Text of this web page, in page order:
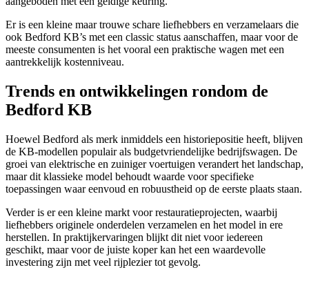
Er is een kleine maar trouwe schare liefhebbers en verzamelaars die
ook Bedford KB’s met een classic status aanschaffen, maar voor de
meeste consumenten is het vooral een praktische wagen met een
aantrekkelijk kostenniveau.
Trends en ontwikkelingen rondom de
Bedford KB
Hoewel Bedford als merk inmiddels een historiepositie heeft, blijven
de KB-modellen populair als budgetvriendelijke bedrijfswagen. De
groei van elektrische en zuiniger voertuigen verandert het landschap,
maar dit klassieke model behoudt waarde voor specifieke
toepassingen waar eenvoud en robuustheid op de eerste plaats staan.
Verder is er een kleine markt voor restauratieprojecten, waarbij
liefhebbers originele onderdelen verzamelen en het model in ere
herstellen. In praktijkervaringen blijkt dit niet voor iedereen
geschikt, maar voor de juiste koper kan het een waardevolle
investering zijn met veel rijplezier tot gevolg.